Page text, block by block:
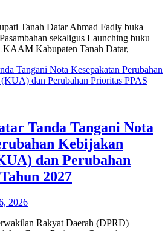
Tanah Datar Ahmad Fadly buka
sekaligus Launching buku
Kabupaten Tanah Datar,
Tanda Tangani Nota
Kebijakan
dan Perubahan
2027
2026
Rakyat Daerah (DPRD)